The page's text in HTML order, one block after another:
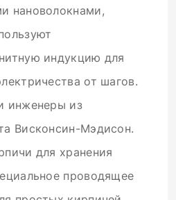
нановолокнами,
индукцию для
от шагов.
инженеры из
Висконсин-Мэдисон.
для хранения
проводящее